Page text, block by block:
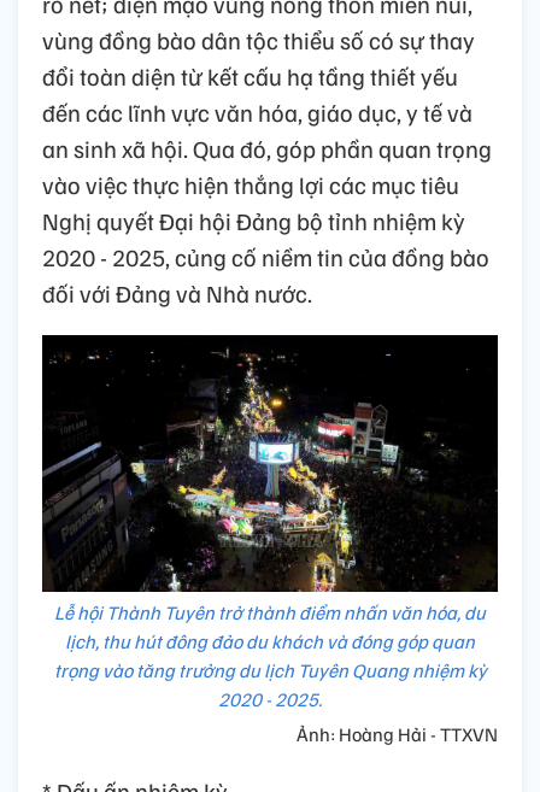
vùng đồng bào dân tộc thiểu số có sự thay
đổi toàn diện từ kết cấu hạ tầng thiết yếu
đến các lĩnh vực văn hóa, giáo dục, y tế và
an sinh xã hội. Qua đó, góp phần quan trọng
vào việc thực hiện thắng lợi các mục tiêu
Nghị quyết Đại hội Đảng bộ tỉnh nhiệm kỳ
2020 - 2025, củng cố niềm tin của đồng bào
đối với Đảng và Nhà nước.
Lễ hội Thành Tuyên trở thành điểm nhấn văn hóa, du
lịch, thu hút đông đảo du khách và đóng góp quan
trọng vào tăng trưởng du lịch Tuyên Quang nhiệm kỳ
2020 - 2025.
Ảnh: Hoàng Hải - TTXVN